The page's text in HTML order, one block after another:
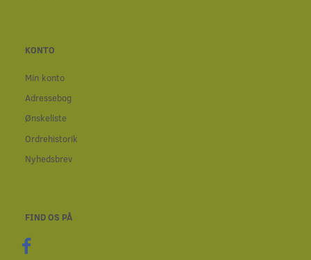
KONTO
Min konto
Adressebog
Ønskeliste
Ordrehistorik
Nyhedsbrev
FIND OS PÅ